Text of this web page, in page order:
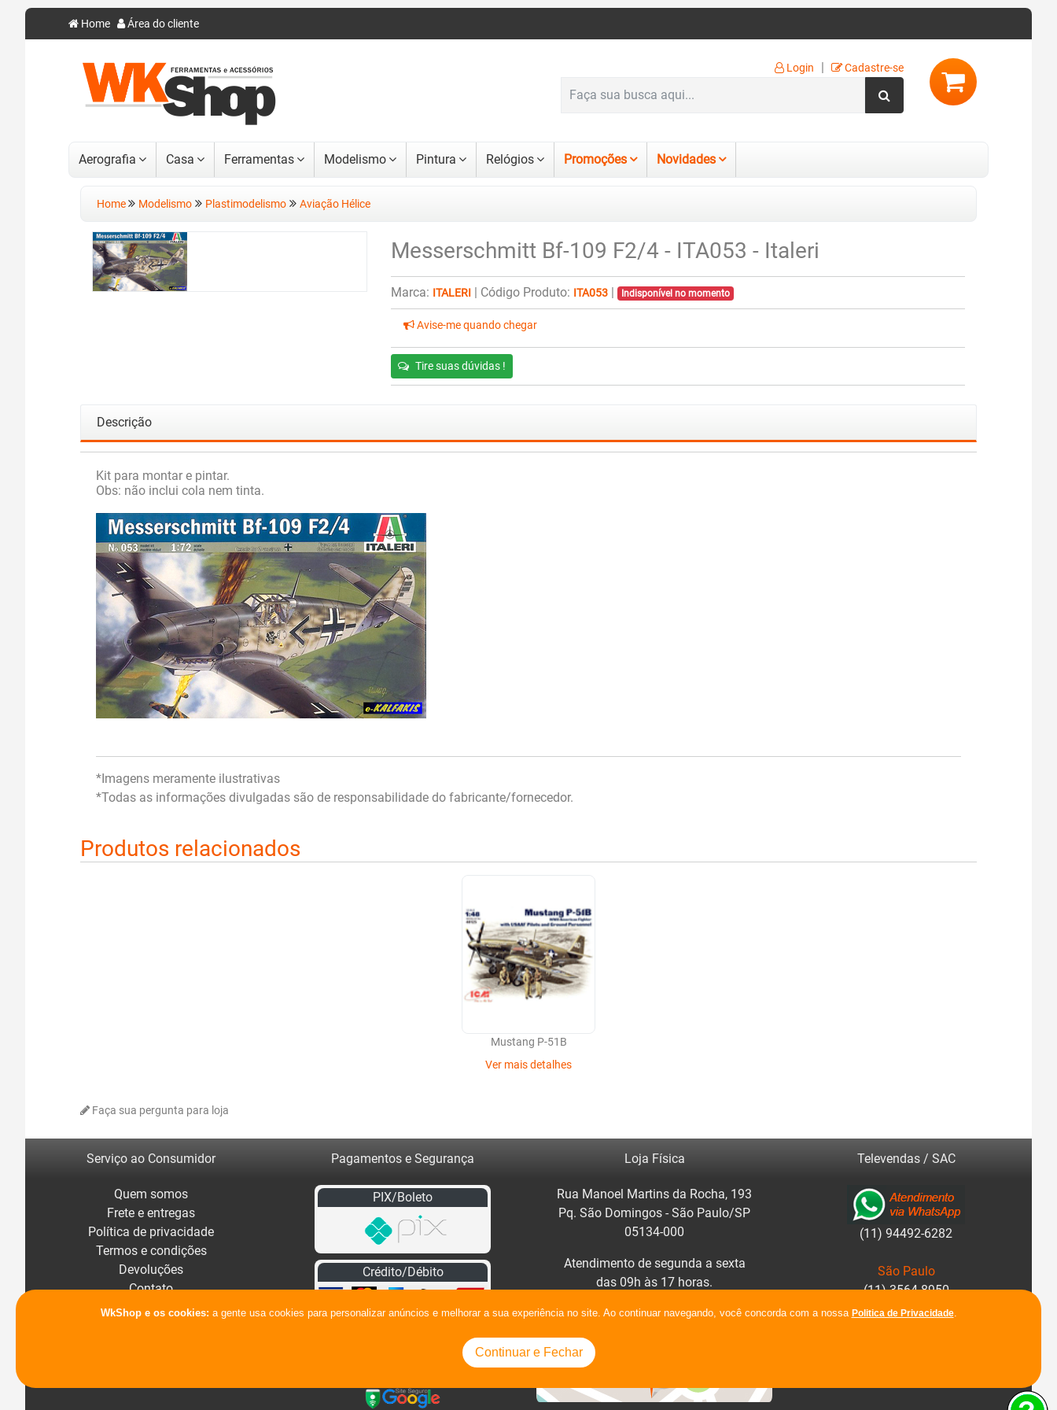
Home Área do cliente
Login | Cadastre-se
Aerografia Casa Ferramentas Modelismo Pintura Relógios Promoções Novidades
Home Modelismo Plastimodelismo Aviação Hélice
Messerschmitt Bf-109 F2/4 - ITA053 - Italeri
Marca: ITALERI Código Produto: ITA053 Indisponível no momento
Avise-me quando chegar
Tire suas dúvidas !
Descrição
Kit para montar e pintar.
Obs: não inclui cola nem tinta.
*Imagens meramente ilustrativas
*Todas as informações divulgadas são de responsabilidade do fabricante/fornecedor.
Produtos relacionados
Mustang P-51B
Ver mais detalhes
Faça sua pergunta para loja
WkShop e os cookies: a gente usa cookies para personalizar anúncios e melhorar a sua experiência no site. Ao continuar navegando, você concorda com a nossa Politica de Privacidade.
Continuar e Fechar
Serviço ao Consumidor
Quem somos
Frete e entregas
Política de privacidade
Termos e condições
Devoluções
Contato
Pagamentos e Segurança
PIX/Boleto
Crédito/Débito
Loja Física
Rua Manoel Martins da Rocha, 193
Pq. São Domingos - São Paulo/SP
05134-000
Atendimento de segunda a sexta
das 09h às 17 horas.
Clique no mapa para traçar rotas.
Televendas / SAC
(11) 94492-6282
São Paulo
(11) 3564-8950